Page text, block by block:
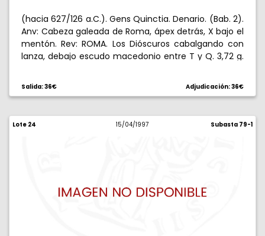
(hacia 627/126 a.C.). Gens Quinctia. Denario. (Bab. 2).
Anv: Cabeza galeada de Roma, ápex detrás, X bajo el
mentón. Rev: ROMA. Los Dióscuros cabalgando con
lanza, debajo escudo macedonio entre T y Q. 3,72 g.
Salida: 36€ Adjudicación: 36€
Lote 24 15/04/1997 Subasta 79-1